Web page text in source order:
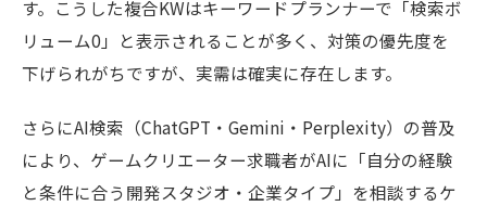
す。こうした複合KWはキーワードプランナーで「検索ボ
リューム0」と表示されることが多く、対策の優先度を
下げられがちですが、実需は確実に存在します。
さらにAI検索（ChatGPT・Gemini・Perplexity）の普及
により、ゲームクリエーター求職者がAIに「自分の経験
と条件に合う開発スタジオ・企業タイプ」を相談するケ